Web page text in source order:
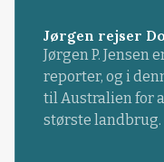
Jørgen rejser
Jørgen P.
reporter, og i
til Australien for
største landbrug.